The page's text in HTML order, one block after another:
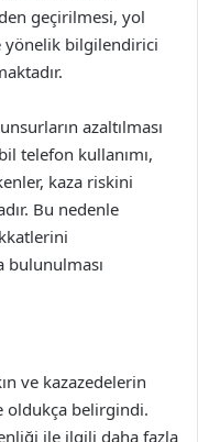
geçirilmesi, yol
yönelik bilgilendirici
azaltılması
telefon kullanımı,
kaza riskini
Bu nedenle
bulunulması
ve kazazedelerin
oldukça belirgindi.
ile ilgili daha fazla